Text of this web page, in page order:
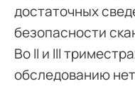
достаточных
безопасности
Во II и III
обследованию